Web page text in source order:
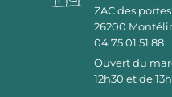
ZAC des
26200
04 75 01 51 88
Ouvert du
12h30 et de